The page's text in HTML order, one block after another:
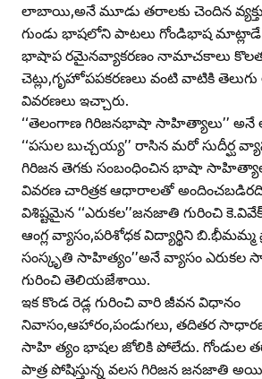
లాబాయి,అనే మూడు తరాలకు చెందిన
గుండు భాషలోని పాటలు గోండిభాష
భాషాప రమైనవ్యాకరణం నామాచకాలు
చెట్లు,గృహోపపకరణలు వంటి వాటికి
వివరణలు ఇచ్చారు.
‘‘తెలంగాణ గిరిజనభాషా సాహిత్యాలు’’ అనే
‘‘పసుల బుచ్చయ్య’’ రాసిన మరో
గిరిజన తెగకు సంబంధించిన భాషా సాహిత్యాల
వివరణ చారిత్రక ఆధారాలతో
విశిష్టమైన ‘‘ఎరుకల’’జనజాతి గురించి
ఆంగ్ల వ్యాసం,పరిశోధక విద్యార్థిని బి.భీమమ్మ
సంస్కృతి సాహిత్యం’’అనే వ్యాసం
గురించి తెలియజేశాయి.
ఇక కొండ రెడ్ల గురించి వారి జీవన విధానం
నివాసం,ఆహారం,పండుగలు, తదితర
సాహి త్యం భాషల జోలికి పోలేదు. గోండుల
పాత్ర పోషిస్తున్న వలస గిరిజన జనజాతి